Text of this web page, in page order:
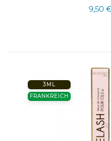
9,50
3ML
FRANKREICH